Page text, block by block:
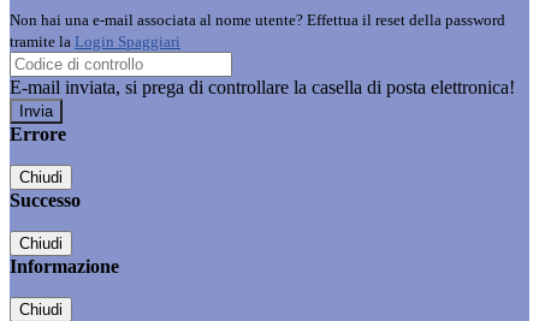
Non hai una e-mail associata al nome utente? Effettua il reset della password
tramite la Login Spaggiari
E-mail inviata, si prega di controllare la casella di posta elettronica!
Errore
Chiudi
Successo
Chiudi
Informazione
Chiudi